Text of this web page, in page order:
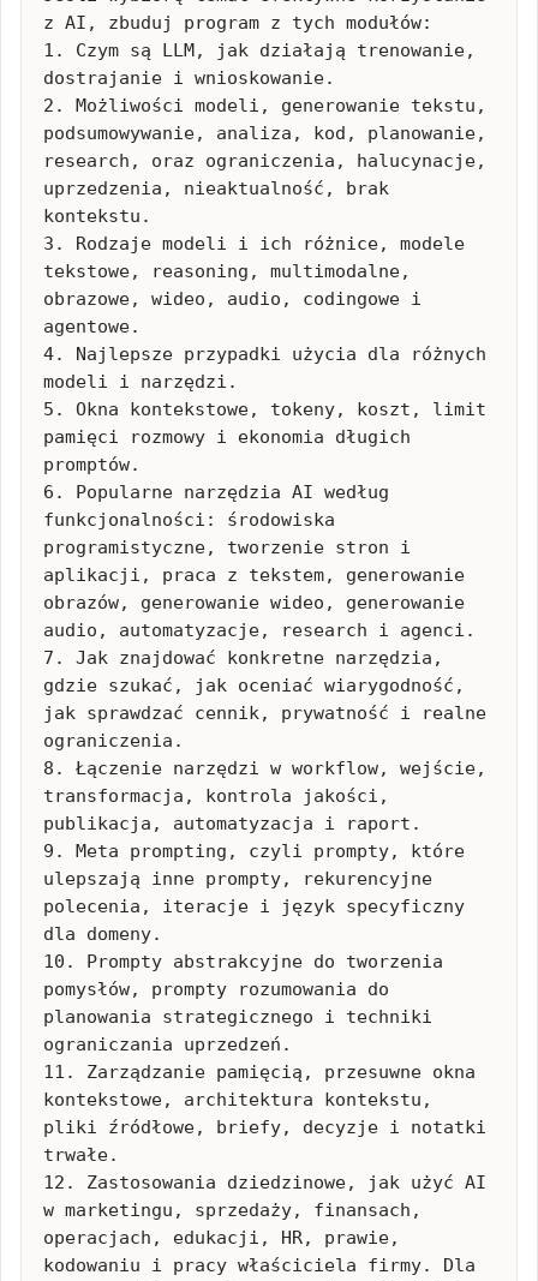
z AI, zbuduj program z tych modułów:
1. Czym są LLM, jak działają trenowanie,
dostrajanie i wnioskowanie.
2. Możliwości modeli, generowanie tekstu,
podsumowywanie, analiza, kod, planowanie,
research, oraz ograniczenia, halucynacje,
uprzedzenia, nieaktualność, brak
kontekstu.
3. Rodzaje modeli i ich różnice, modele
tekstowe, reasoning, multimodalne,
obrazowe, wideo, audio, codingowe i
agentowe.
4. Najlepsze przypadki użycia dla różnych
modeli i narzędzi.
5. Okna kontekstowe, tokeny, koszt, limit
pamięci rozmowy i ekonomia długich
promptów.
6. Popularne narzędzia AI według
funkcjonalności: środowiska
programistyczne, tworzenie stron i
aplikacji, praca z tekstem, generowanie
obrazów, generowanie wideo, generowanie
audio, automatyzacje, research i agenci.
7. Jak znajdować konkretne narzędzia,
gdzie szukać, jak oceniać wiarygodność,
jak sprawdzać cennik, prywatność i realne
ograniczenia.
8. Łączenie narzędzi w workflow, wejście,
transformacja, kontrola jakości,
publikacja, automatyzacja i raport.
9. Meta prompting, czyli prompty, które
ulepszają inne prompty, rekurencyjne
polecenia, iteracje i język specyficzny
dla domeny.
10. Prompty abstrakcyjne do tworzenia
pomysłów, prompty rozumowania do
planowania strategicznego i techniki
ograniczania uprzedzeń.
11. Zarządzanie pamięcią, przesuwne okna
kontekstowe, architektura kontekstu,
pliki źródłowe, briefy, decyzje i notatki
trwałe.
12. Zastosowania dziedzinowe, jak użyć AI
w marketingu, sprzedaży, finansach,
operacjach, edukacji, HR, prawie,
kodowaniu i pracy właściciela firmy. Dla